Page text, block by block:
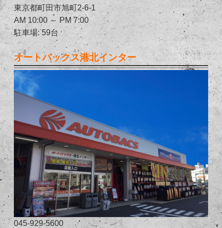
東京都町田市旭町2-6-1
AM 10:00 ～ PM 7:00
駐車場: 59台
オートバックス港北インター
045-929-5600